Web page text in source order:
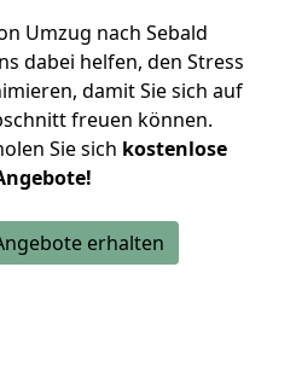
Umzug nach Sebald
dabei helfen, den Stress
damit Sie sich auf
freuen können.
Sie sich kostenlose
erhalten